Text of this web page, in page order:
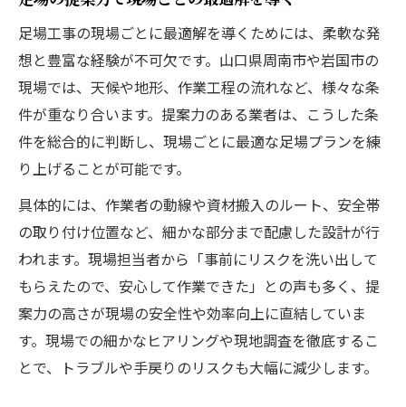
足場工事の現場ごとに最適解を導くためには、柔軟な発
想と豊富な経験が不可欠です。山口県周南市や岩国市の
現場では、天候や地形、作業工程の流れなど、様々な条
件が重なり合います。提案力のある業者は、こうした条
件を総合的に判断し、現場ごとに最適な足場プランを練
り上げることが可能です。
具体的には、作業者の動線や資材搬入のルート、安全帯
の取り付け位置など、細かな部分まで配慮した設計が行
われます。現場担当者から「事前にリスクを洗い出して
もらえたので、安心して作業できた」との声も多く、提
案力の高さが現場の安全性や効率向上に直結していま
す。現場での細かなヒアリングや現地調査を徹底するこ
とで、トラブルや手戻りのリスクも大幅に減少します。